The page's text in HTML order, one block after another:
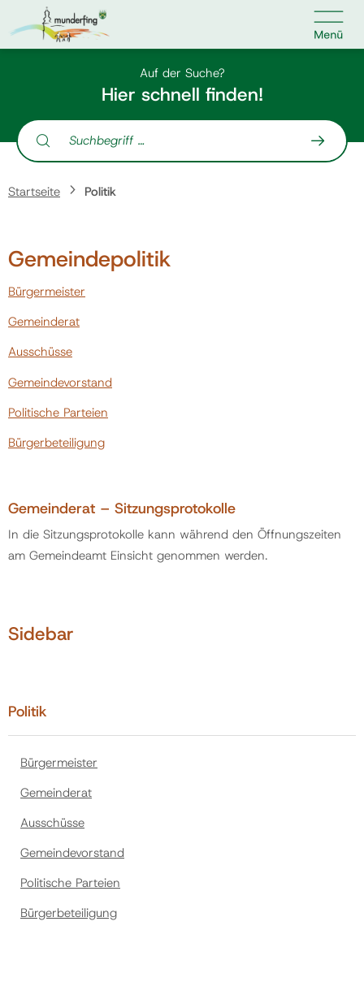
Kontakt 
Suche nach:
Home
Ihr Anliegen
Jobs
Politik
Gemeinderat
Ausschüsse
Kontakt
Auf der Suche?
Hier schnell finden!
Suche nach:
Startseite Politik
Gemeindepolitik
Bürgermeister
Gemeinderat
Ausschüsse
Gemeindevorstand
Politische Parteien
Bürgerbeteiligung
Gemeinderat – Sitzungsprotokolle
In die Sitzungsprotokolle kann während den Öffnungszeiten
am Gemeindeamt Einsicht genommen werden.
Sidebar
Politik
Bürgermeister
Gemeinderat
Ausschüsse
Gemeindevorstand
Politische Parteien
Bürgerbeteiligung